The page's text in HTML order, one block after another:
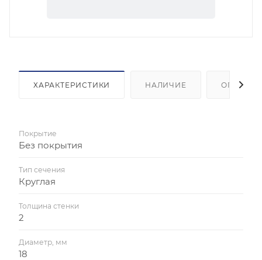
ХАРАКТЕРИСТИКИ НАЛИЧИЕ ОПЛАТА
Покрытие
Без покрытия
Тип сечения
Круглая
Толщина стенки
2
Диаметр, мм
18